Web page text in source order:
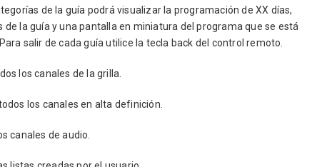
de la guía podrá visualizar la programación de XX días,
la guía y una pantalla en miniatura del programa que se está
salir de cada guía utilice la tecla back del control remoto.
los canales de la grilla.
los canales en alta definición.
canales de audio.